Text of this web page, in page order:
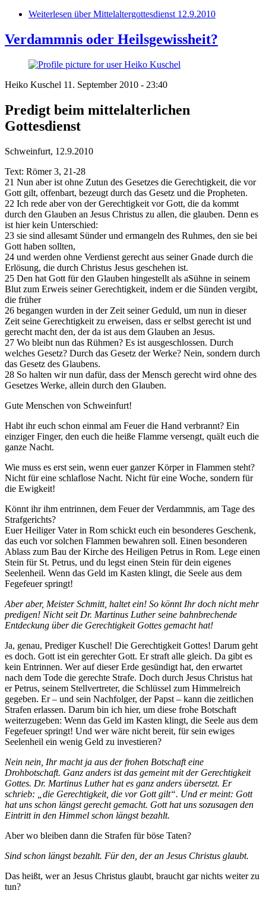
Weiterlesen über Mittelaltergottesdienst 12.9.2010
Verdammnis oder Heilsgewissheit?
Heiko Kuschel 11. September 2010 - 23:40
Predigt beim mittelalterlichen
Gottesdienst
Schweinfurt, 12.9.2010
Text: Römer 3, 21-28
21 Nun aber ist ohne Zutun des Gesetzes die Gerechtigkeit, die vor
Gott gilt, offenbart, bezeugt durch das Gesetz und die Propheten.
22 Ich rede aber von der Gerechtigkeit vor Gott, die da kommt
durch den Glauben an Jesus Christus zu allen, die glauben. Denn es
ist hier kein Unterschied:
23 sie sind allesamt Sünder und ermangeln des Ruhmes, den sie bei
Gott haben sollten,
24 und werden ohne Verdienst gerecht aus seiner Gnade durch die
Erlösung, die durch Christus Jesus geschehen ist.
25 Den hat Gott für den Glauben hingestellt als aSühne in seinem
Blut zum Erweis seiner Gerechtigkeit, indem er die Sünden vergibt,
die früher
26 begangen wurden in der Zeit seiner Geduld, um nun in dieser
Zeit seine Gerechtigkeit zu erweisen, dass er selbst gerecht ist und
gerecht macht den, der da ist aus dem Glauben an Jesus.
27 Wo bleibt nun das Rühmen? Es ist ausgeschlossen. Durch
welches Gesetz? Durch das Gesetz der Werke? Nein, sondern durch
das Gesetz des Glaubens.
28 So halten wir nun dafür, dass der Mensch gerecht wird ohne des
Gesetzes Werke, allein durch den Glauben.
Gute Menschen von Schweinfurt!
Habt ihr euch schon einmal am Feuer die Hand verbrannt? Ein
einziger Finger, den euch die heiße Flamme versengt, quält euch die
ganze Nacht.
Wie muss es erst sein, wenn euer ganzer Körper in Flammen steht?
Nicht für eine schlaflose Nacht. Nicht für eine Woche, sondern für
die Ewigkeit!
Könnt ihr ihm entrinnen, dem Feuer der Verdammnis, am Tage des
Strafgerichts?
Euer Heiliger Vater in Rom schickt euch ein besonderes Geschenk,
das euch vor solchen Flammen bewahren soll. Einen besonderen
Ablass zum Bau der Kirche des Heiligen Petrus in Rom. Lege einen
Stein für St. Petrus, und du legst einen Stein für dein eigenes
Seelenheil. Wenn das Geld im Kasten klingt, die Seele aus dem
Fegefeuer springt!
Aber aber, Meister Schmitt, haltet ein! So könnt Ihr doch nicht mehr
predigen! Nicht seit Dr. Martinus Luther seine bahnbrechende
Entdeckung über die Gerechtigkeit Gottes gemacht hat!
Ja, genau, Prediger Kuschel! Die Gerechtigkeit Gottes! Darum geht
es doch. Gott ist ein gerechter Gott. Er straft alle gleich. Da gibt es
kein Entrinnen. Wer auf dieser Erde gesündigt hat, den erwartet
nach dem Tode die gerechte Strafe. Doch durch Jesus Christus hat
er Petrus, seinem Stellvertreter, die Schlüssel zum Himmelreich
gegeben. Er – und sein Nachfolger, der Papst – kann die zeitlichen
Strafen erlassen. Darum bin ich hier, um diese frohe Botschaft
weiterzugeben: Wenn das Geld im Kasten klingt, die Seele aus dem
Fegefeuer springt! Und wer wäre nicht bereit, für sein ewiges
Seelenheil ein wenig Geld zu investieren?
Nein nein, Ihr macht ja aus der frohen Botschaft eine
Drohbotschaft. Ganz anders ist das gemeint mit der Gerechtigkeit
Gottes. Dr. Martinus Luther hat es ganz anders übersetzt. Er
schrieb: „die Gerechtigkeit, die vor Gott gilt“. Und er meint: Gott
hat uns schon längst gerecht gemacht. Gott hat uns sozusagen den
Eintritt in den Himmel schon längst bezahlt.
Aber wo bleiben dann die Strafen für böse Taten?
Sind schon längst bezahlt. Für den, der an Jesus Christus glaubt.
Das heißt, wer an Jesus Christus glaubt, braucht gar nichts weiter zu
tun?